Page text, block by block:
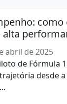
abril de 2025
de Fórmula
desde